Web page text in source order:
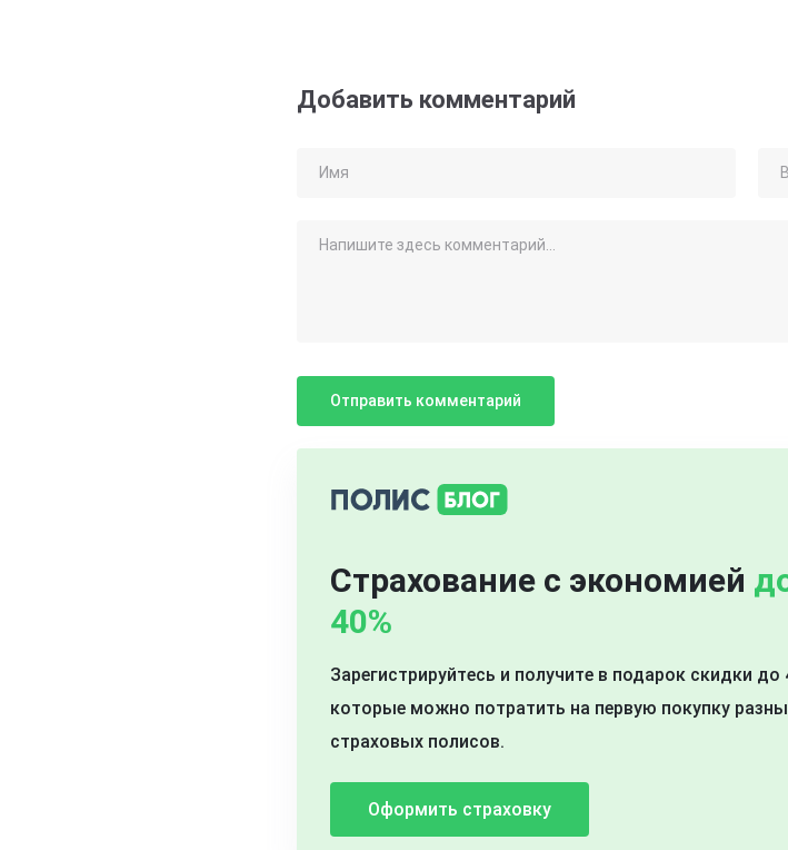
Добавить комментарий
Страхование с экономией
40%
Зарегистрируйтесь и получите в подарок скидки до
которые можно потратить на первую покупку
страховых полисов.
Оформить страховку